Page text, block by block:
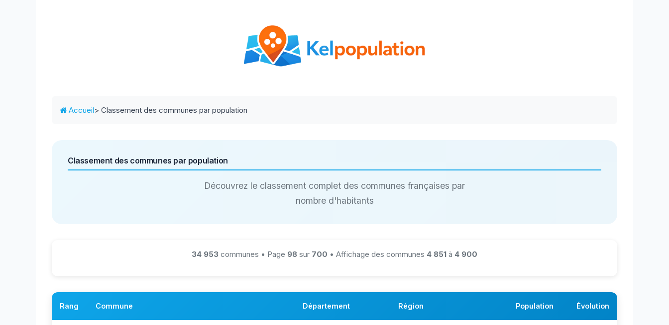
Accueil> Classement des communes par population
Classement des communes par population
Découvrez le classement complet des communes françaises par
nombre d'habitants
34 953 communes • Page 98 sur 700 • Affichage des communes 4 851 à 4 900
Rang Commune Département Région Population Évolution